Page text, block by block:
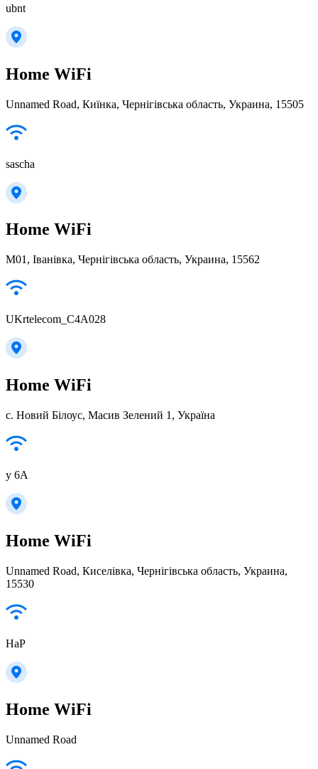
ubnt
Home WiFi
Unnamed Road, Киїнка, Чернігівська область, Украина, 15505
sascha
Home WiFi
М01, Іванівка, Чернігівська область, Украина, 15562
UKrtelecom_C4A028
Home WiFi
с. Новий Білоус, Масив Зелений 1, Україна
y 6A
Home WiFi
Unnamed Road, Киселівка, Чернігівська область, Украина,
15530
HaP
Home WiFi
Unnamed Road